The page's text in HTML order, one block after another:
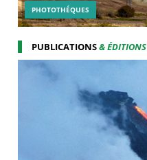
PHOTOTHÉQUES
PUBLICATIONS& ÉDITIONS